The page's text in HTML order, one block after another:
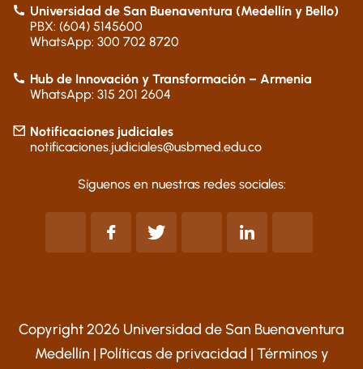
Universidad de San Buenaventura (Medellín y Bello)
PBX: (604) 5145600
WhatsApp: 300 702 8720
Hub de Innovación y Transformación – Armenia
WhatsApp: 315 201 2604
Notificaciones judiciales
notificaciones.judiciales@usbmed.edu.co
Síguenos en nuestras redes sociales:
Copyright 2026 Universidad de San Buenaventura
Medellín | Políticas de privacidad | Términos y